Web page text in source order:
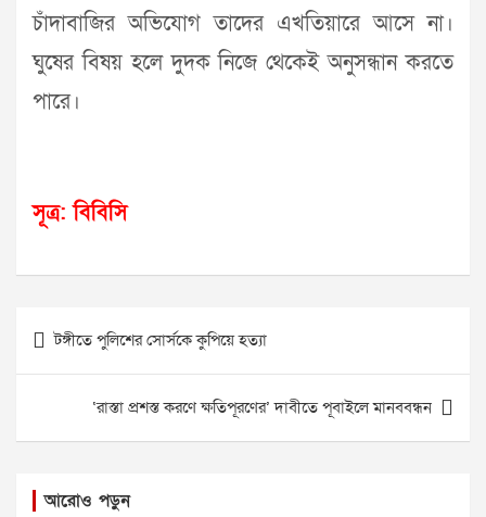
চাঁদাবাজির অভিযোগ তাদের এখতিয়ারে আসে না।
ঘুষের বিষয় হলে দুদক নিজে থেকেই অনুসন্ধান করতে
পারে।
সূত্র: বিবিসি
Post
navigation
টঙ্গীতে পুলিশের সোর্সকে কুপিয়ে হত্যা
‘রাস্তা প্রশস্ত করণে ক্ষতিপূরণের’ দাবীতে পূবাইলে মানববন্ধন
আরোও পড়ুন